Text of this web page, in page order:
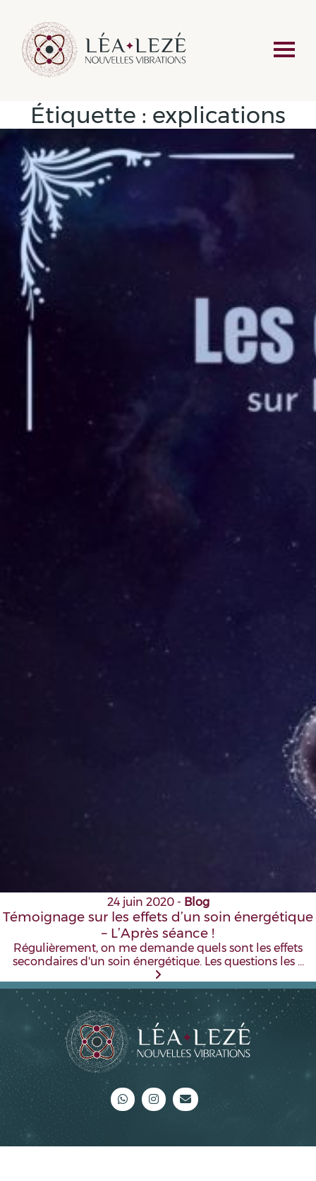
Étiquette : explications
24 juin 2020- Blog
Témoignage sur les effets d’un soin énergétique
– L’Après séance !
Régulièrement, on me demande quels sont les effets
secondaires d'un soin énergétique. Les questions les …